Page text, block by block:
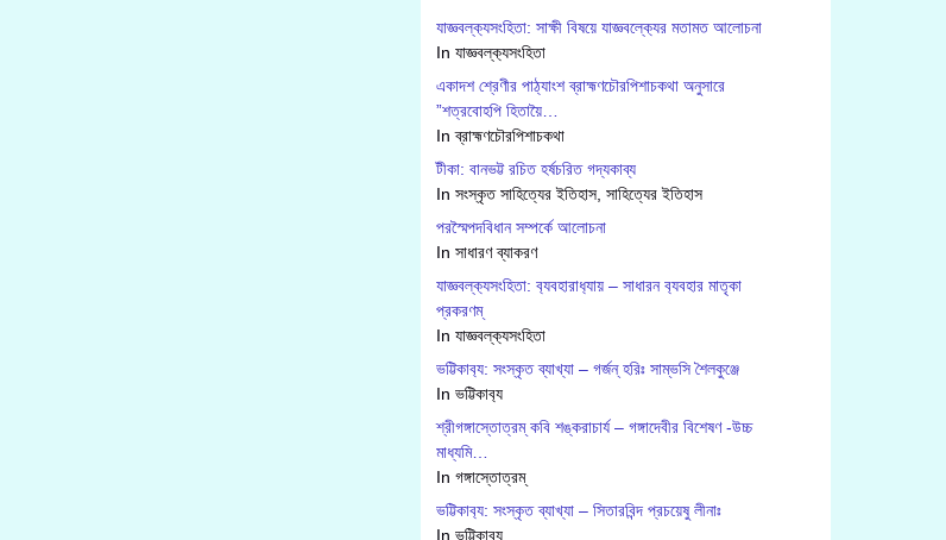
যাজ্ঞবল্ক‍্যসংহিতা: সাক্ষী বিষয়ে যাজ্ঞবল্ক‍্যের মতামত আলোচনা
In যাজ্ঞবল্ক‍্যসংহিতা
একাদশ শ্রেণীর পাঠ্যাংশ ব্রাহ্মণচৌরপিশাচকথা অনুসারে
”শত্রবোহপি হিতায়ৈ…
In ব্রাহ্মণচৌরপিশাচকথা
টীকা: বানভট্ট রচিত হর্ষচরিত গদ্যকাব্য
In সংস্কৃত সাহিত্যের ইতিহাস, সাহিত্যের ইতিহাস
পরস্মৈপদবিধান সম্পর্কে আলোচনা
In সাধারণ ব্যাকরণ
যাজ্ঞবল্ক‍্যসংহিতা: ব‍্যবহারাধ‍্যায় – সাধারন ব‍্যবহার মাতৃকা
প্রকরণম্
In যাজ্ঞবল্ক‍্যসংহিতা
ভট্টিকাব‍্য: সংস্কৃত ব্যাখ্যা – গর্জন্ হরিঃ সাম্ভসি শৈলকুঞ্জে
In ভট্টিকাব‍্য
শ্রীগঙ্গাস্তোত্রম্ কবি শঙ্করাচার্য – গঙ্গাদেবীর বিশেষণ -উচ্চ
মাধ্যমি…
In গঙ্গাস্তোত্রম্
ভট্টিকাব‍্য: সংস্কৃত ব্যাখ্যা – সিতারবিন্দ প্রচয়েষু লীনাঃ
In ভট্টিকাব‍্য